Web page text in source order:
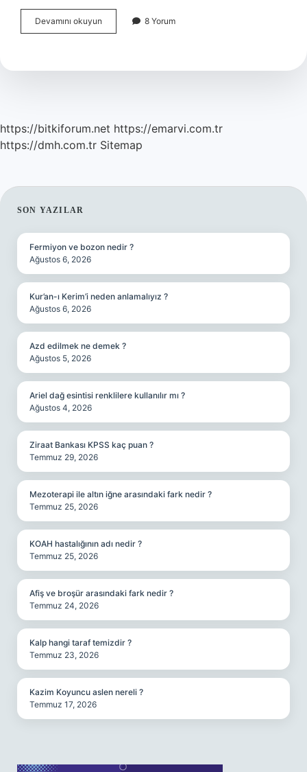
Devamını okuyun Bulmacada
Mahruti
8 Yorum
https://bitkiforum.net https://emarvi.com.tr
https://dmh.com.tr Sitemap
SIDEBAR
SON YAZILAR
Fermiyon ve bozon nedir ?
Ağustos 6, 2026
Kur’an-ı Kerim’i neden anlamalıyız ?
Ağustos 6, 2026
Azd edilmek ne demek ?
Ağustos 5, 2026
Ariel dağ esintisi renklilere kullanılır mı ?
Ağustos 4, 2026
Ziraat Bankası KPSS kaç puan ?
Temmuz 29, 2026
Mezoterapi ile altın iğne arasındaki fark nedir ?
Temmuz 25, 2026
KOAH hastalığının adı nedir ?
Temmuz 25, 2026
Afiş ve broşür arasındaki fark nedir ?
Temmuz 24, 2026
Kalp hangi taraf temizdir ?
Temmuz 23, 2026
Kazim Koyuncu aslen nereli ?
Temmuz 17, 2026